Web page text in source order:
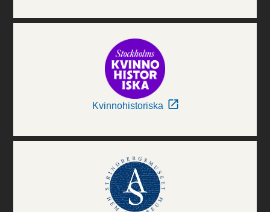
Kvinnohistoriska